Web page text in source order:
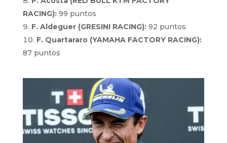
RACING):99 puntos
F. Aldeguer (GRESINI RACING):92 puntos
F. Quartararo (YAMAHA FACTORY RACING):
87 puntos